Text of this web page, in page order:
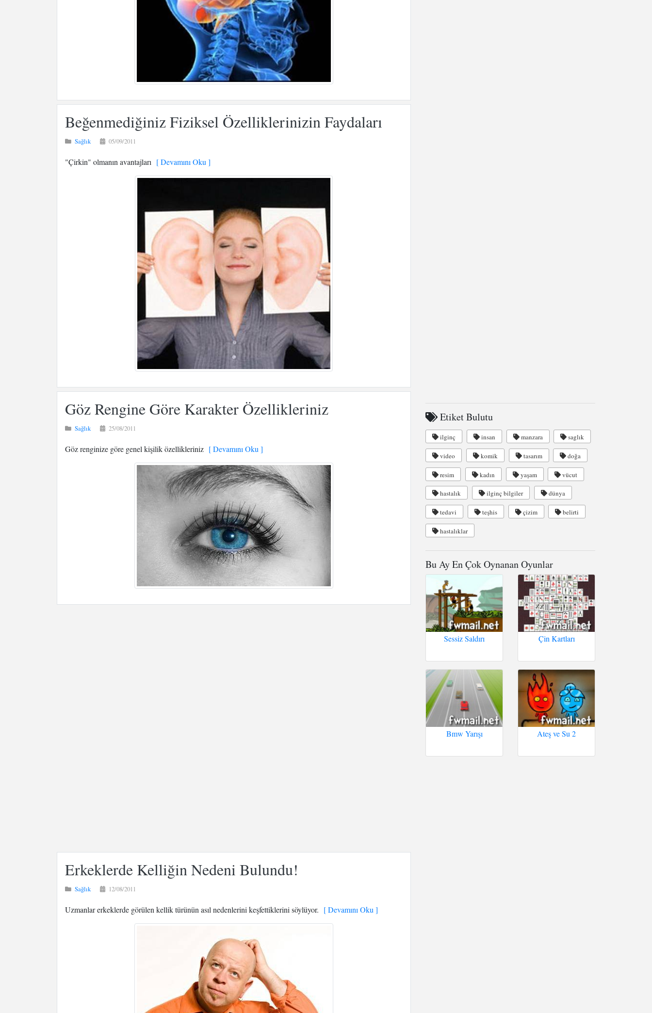
Beğenmediğiniz Fiziksel Özelliklerinizin Faydaları
Sağlık 05/09/2011
"Çirkin" olmanın avantajları [ Devamını Oku ]
Göz Rengine Göre Karakter Özellikleriniz
Sağlık 25/08/2011
Göz renginize göre genel kişilik özellikleriniz [ Devamını Oku ]
Erkeklerde Kelliğin Nedeni Bulundu!
Sağlık 12/08/2011
Uzmanlar erkeklerde görülen kellik türünün asıl nedenlerini keşfettiklerini söylüyor. [ Devamını Oku ]
Etiket Bulutu
ilginç insan manzara saglık
video komik tasarım doğa
resim kadın yaşam vücut
hastalık ilginç bilgiler dünya
tedavi teşhis çizim belirti
hastalıklar
Bu Ay En Çok Oynanan Oyunlar
Sessiz Saldırı Çin Kartları
Bmw Yarışı Ateş ve Su 2